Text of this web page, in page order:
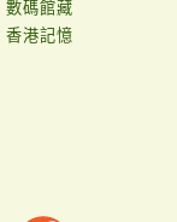
數碼館藏
香港記憶